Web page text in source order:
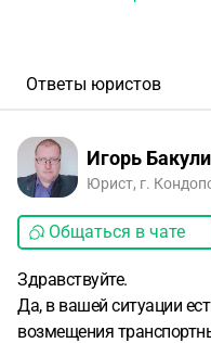
Ответы юристов
Игорь
Юрист, г.
Общаться в чате
Здравствуйте.
Да, в вашей ситуации
возмещения